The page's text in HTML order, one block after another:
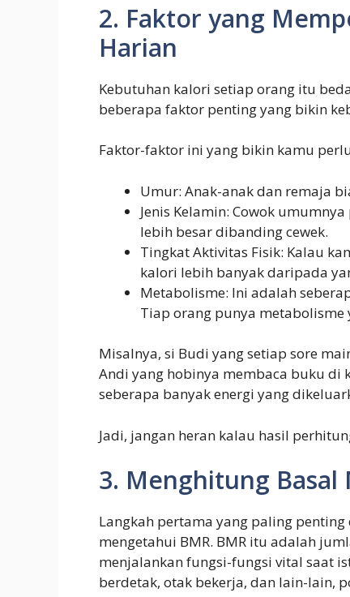
2. Faktor yang
Harian
Kebutuhan kalori setiap orang itu
beberapa faktor penting yang bikin
Faktor-faktor ini yang bikin kamu
Umur: Anak-anak dan remaja
Jenis Kelamin: Cowok
lebih besar dibanding cewek.
Tingkat Aktivitas Fisik: Kalau
kalori lebih banyak daripada
Metabolisme: Ini adalah
Tiap orang punya metabolisme
Misalnya, si Budi yang setiap sore
Andi yang hobinya membaca buku di
seberapa banyak energi yang
Jadi, jangan heran kalau hasil
3. Menghitung Basal
Langkah pertama yang paling
mengetahui BMR. BMR itu adalah
menjalankan fungsi-fungsi vital saat
berdetak, otak bekerja, dan lain-lain,